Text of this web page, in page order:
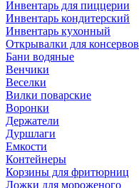
Инвентарь для пиццерии
Инвентарь кондитерский
Инвентарь кухонный
Открывалки для консервов
Бани водяные
Венчики
Веселки
Вилки поварские
Воронки
Держатели
Дуршлаги
Емкости
Контейнеры
Корзины для фритюрниц
Ложки для мороженого